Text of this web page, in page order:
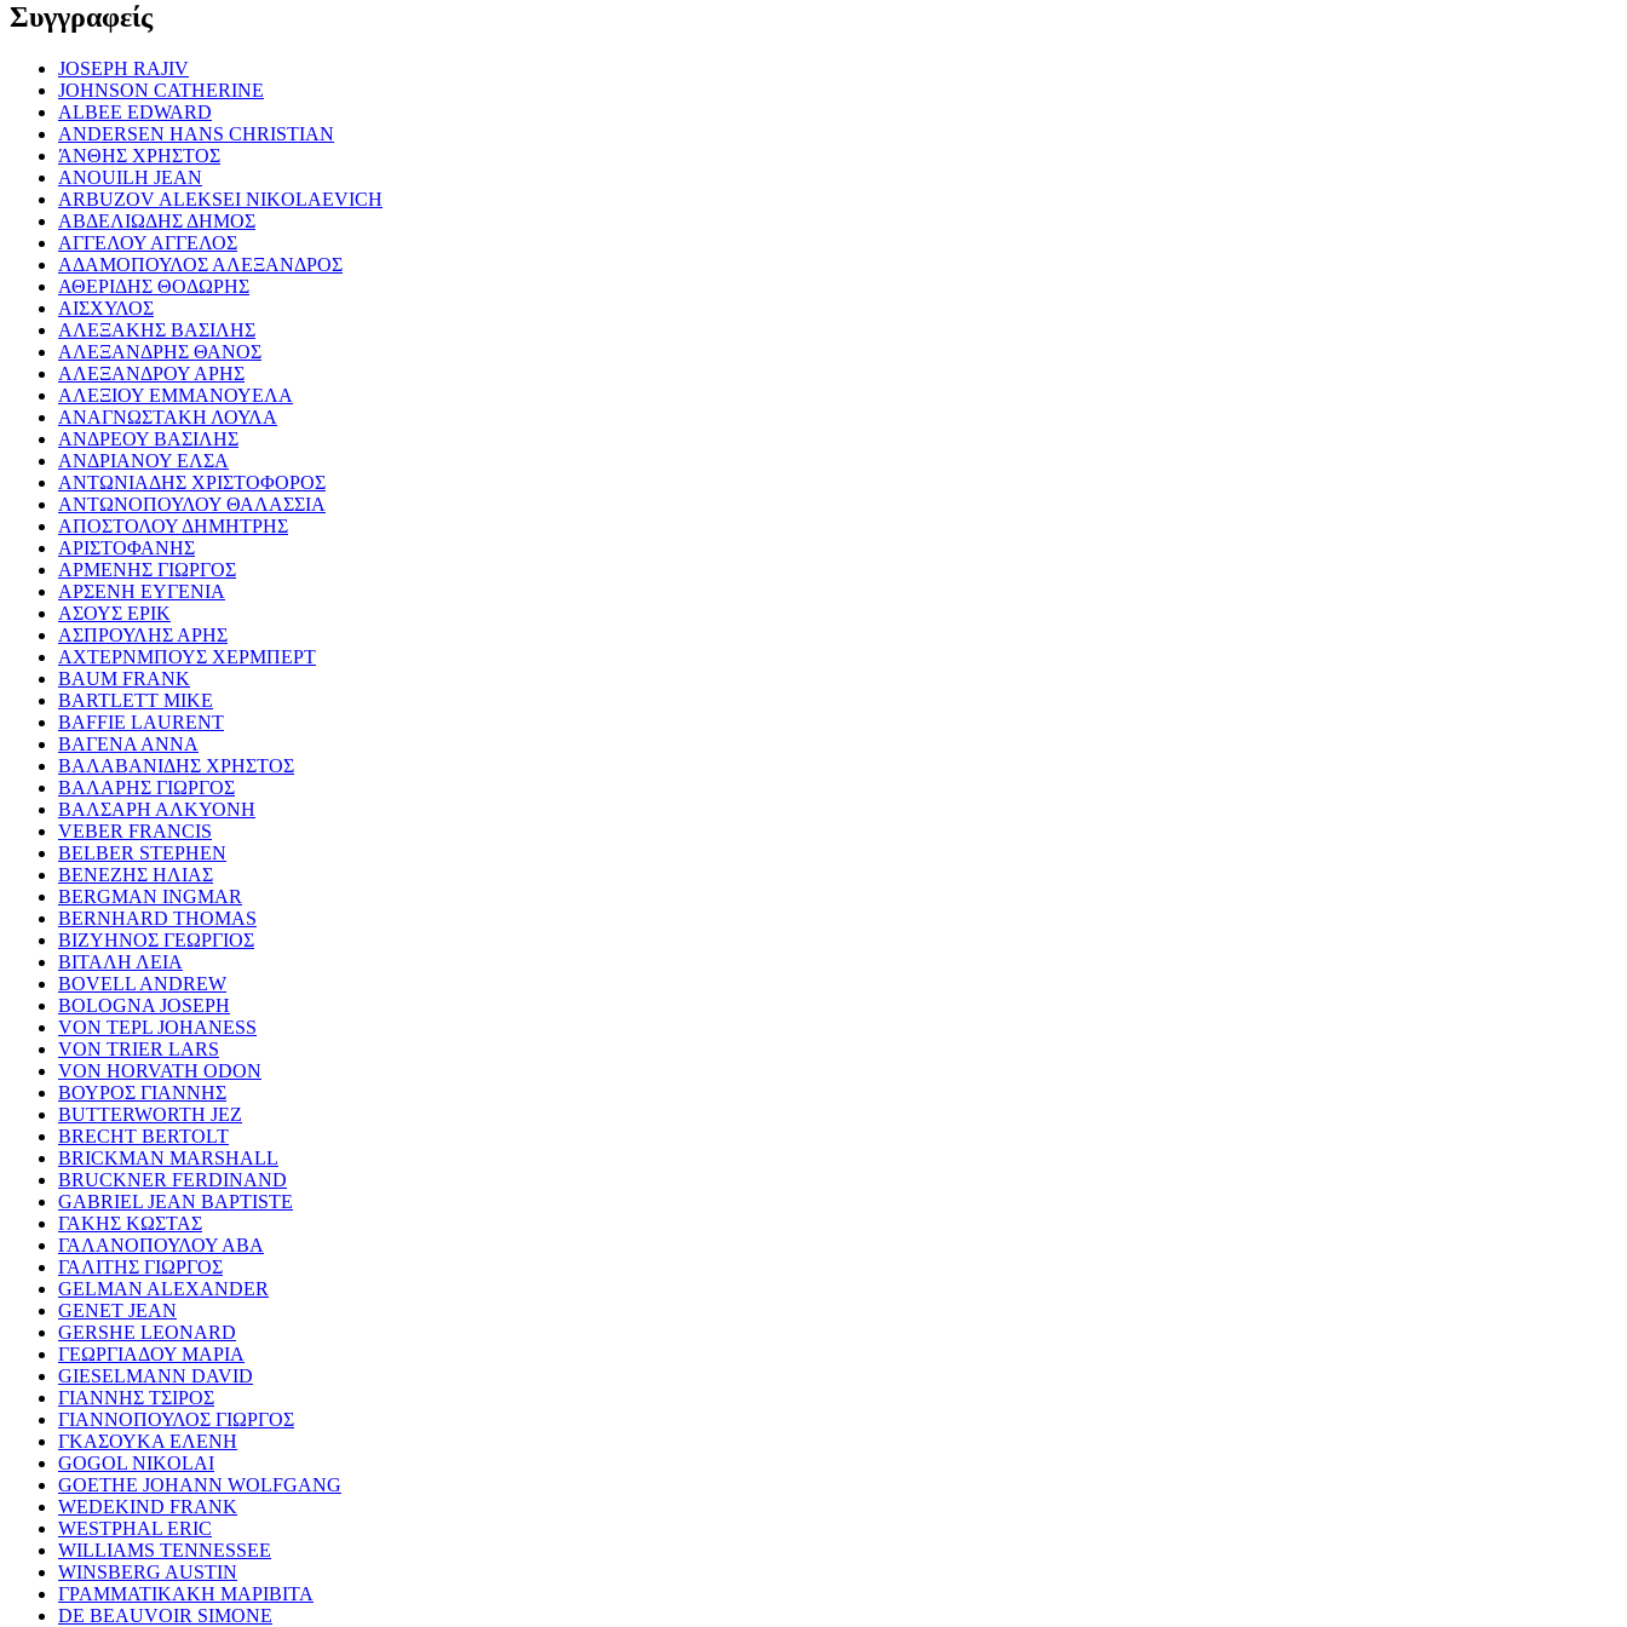
Συγγραφείς
JOSEPH RAJIV
JOHNSON CATHERINE
ALBEE EDWARD
ANDERSEN HANS CHRISTIAN
ΆΝΘΗΣ ΧΡΗΣΤΟΣ
ANOUILH JEAN
ARBUZOV ALEKSEI NIKOLAEVICH
ΑΒΔΕΛΙΩΔΗΣ ΔΗΜΟΣ
ΑΓΓΕΛΟΥ ΑΓΓΕΛΟΣ
ΑΔΑΜΟΠΟΥΛΟΣ ΑΛΕΞΑΝΔΡΟΣ
ΑΘΕΡΙΔΗΣ ΘΟΔΩΡΗΣ
ΑΙΣΧΥΛΟΣ
ΑΛΕΞΑΚΗΣ ΒΑΣΙΛΗΣ
ΑΛΕΞΑΝΔΡΗΣ ΘΑΝΟΣ
ΑΛΕΞΑΝΔΡΟΥ ΑΡΗΣ
ΑΛΕΞΙΟΥ ΕΜΜΑΝΟΥΕΛΑ
ΑΝΑΓΝΩΣΤΑΚΗ ΛΟΥΛΑ
ΑΝΔΡΕΟΥ ΒΑΣΙΛΗΣ
ΑΝΔΡΙΑΝΟΥ ΕΛΣΑ
ΑΝΤΩΝΙΑΔΗΣ ΧΡΙΣΤΟΦΟΡΟΣ
ΑΝΤΩΝΟΠΟΥΛΟΥ ΘΑΛΑΣΣΙΑ
ΑΠΟΣΤΟΛΟΥ ΔΗΜΗΤΡΗΣ
ΑΡΙΣΤΟΦΑΝΗΣ
ΑΡΜΕΝΗΣ ΓΙΩΡΓΟΣ
ΑΡΣΕΝΗ ΕΥΓΕΝΙΑ
ΑΣΟΥΣ ΕΡΙΚ
ΑΣΠΡΟΥΛΗΣ ΑΡΗΣ
ΑΧΤΕΡΝΜΠΟΥΣ ΧΕΡΜΠΕΡΤ
BAUM FRANK
BARTLETT MIKE
BAFFIE LAURENT
ΒΑΓΕΝΑ ΑΝΝΑ
ΒΑΛΑΒΑΝΙΔΗΣ ΧΡΗΣΤΟΣ
ΒΑΛΑΡΗΣ ΓΙΩΡΓΟΣ
ΒΑΛΣΑΡΗ ΑΛΚΥΟΝΗ
VEBER FRANCIS
BELBER STEPHEN
ΒΕΝΕΖΗΣ ΗΛΙΑΣ
BERGMAN INGMAR
BERNHARD THOMAS
ΒΙΖΥΗΝΟΣ ΓΕΩΡΓΙΟΣ
ΒΙΤΑΛΗ ΛΕΙΑ
BOVELL ANDREW
BOLOGNA JOSEPH
VON TEPL JOHANESS
VON TRIER LARS
VON HORVATH ODON
ΒΟΥΡΟΣ ΓΙΑΝΝΗΣ
BUTTERWORTH JEZ
BRECHT BERTOLT
BRICKMAN MARSHALL
BRUCKNER FERDINAND
GABRIEL JEAN BAPTISTE
ΓΑΚΗΣ ΚΩΣΤΑΣ
ΓΑΛΑΝΟΠΟΥΛΟΥ ΑΒΑ
ΓΑΛΙΤΗΣ ΓΙΩΡΓΟΣ
GELMAN ALEXANDER
GENET JEAN
GERSHE LEONARD
ΓΕΩΡΓΙΑΔΟΥ ΜΑΡΙΑ
GIESELMANN DAVID
ΓΙΑΝΝΗΣ ΤΣΙΡΟΣ
ΓΙΑΝΝΟΠΟΥΛΟΣ ΓΙΩΡΓΟΣ
ΓΚΑΣΟΥΚΑ ΕΛΕΝΗ
GOGOL NIKOLAI
GOETHE JOHANN WOLFGANG
WEDEKIND FRANK
WESTPHAL ERIC
WILLIAMS TENNESSEE
WINSBERG AUSTIN
ΓΡΑΜΜΑΤΙΚΑΚΗ ΜΑΡΙΒΙΤΑ
DE BEAUVOIR SIMONE